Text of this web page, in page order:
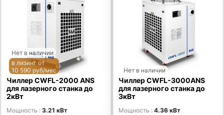
Нет в наличии
в лизинг от
10 590 руб/мес
Чиллер CWFL-2000 ANS
для лазерного станка до
2кВт
Мощность
3.21 кВт
Нет в наличии
Чиллер CWFL-3000ANS
для лазерного станка до
3кВт
Мощность
4.36 кВт